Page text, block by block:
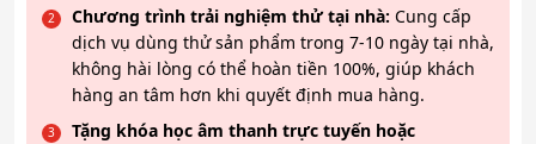
Chương trình trải nghiệm thử tại nhà: Cung cấp
dịch vụ dùng thử sản phẩm trong 7-10 ngày tại nhà,
không hài lòng có thể hoàn tiền 100%, giúp khách
hàng an tâm hơn khi quyết định mua hàng.
Tặng khóa học âm thanh trực tuyến hoặc